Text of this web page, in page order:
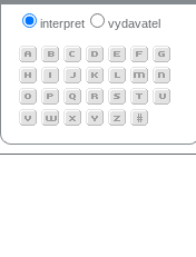
interpret vydavatel